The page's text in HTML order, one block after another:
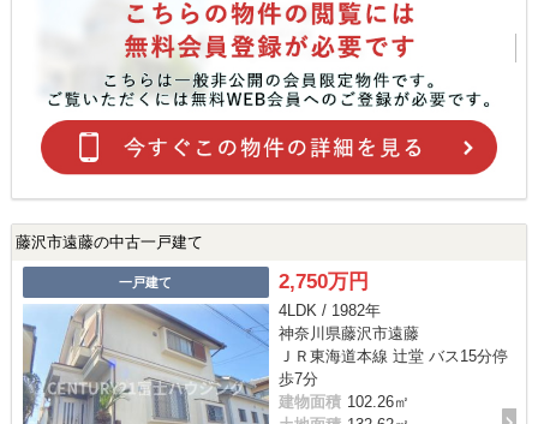
藤沢市遠藤の中古一戸建て
一戸建て 2,750万円
4LDK / 1982年
神奈川県藤沢市遠藤
ＪＲ東海道本線 辻堂 バス15分停
歩7分
建物面積 102.26㎡